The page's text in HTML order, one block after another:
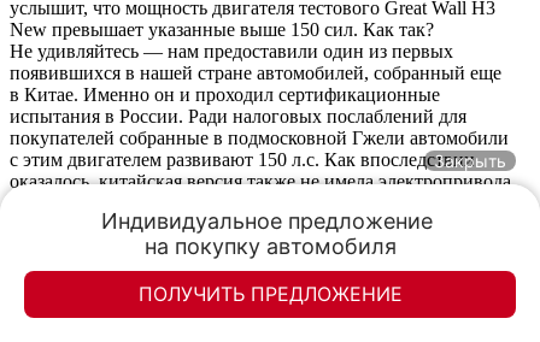
услышит, что мощность двигателя тестового Great Wall H3
New превышает указанные выше 150 сил. Как так?
Не удивляйтесь — нам предоставили один из первых
появившихся в нашей стране автомобилей, собранный еще
в Китае. Именно он и проходил сертификационные
испытания в России. Ради налоговых послаблений для
покупателей собранные в подмосковной Гжели автомобили
с этим двигателем развивают 150 л.с. Как впоследствии
оказалось, китайская версия также не имела электропривода
(соответствующая кнопка на климатической установке
имелась, а вот самих нитей подогрева на стекле не было), зато
у нее присутствовал круиз-контроль, не заявленный
в российском прайс-листе. Однако комплектация Turbo Luxe
наиболее близка по оснащению к той машине, что побывала
Закрыть
Индивидуальное предложение
на покупку автомобиля
ПОЛУЧИТЬ ПРЕДЛОЖЕНИЕ
Элан-моторс
Элан-моторс